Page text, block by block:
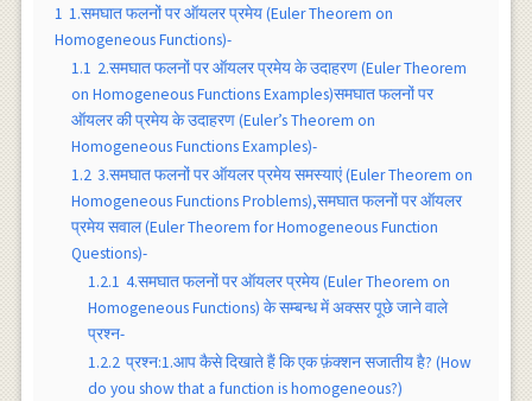
1 1.समघात फलनों पर ऑयलर प्रमेय (Euler Theorem on
Homogeneous Functions)-
1.1 2.समघात फलनों पर ऑयलर प्रमेय के उदाहरण (Euler Theorem
on Homogeneous Functions Examples)समघात फलनों पर
ऑयलर की प्रमेय के उदाहरण (Euler’s Theorem on
Homogeneous Functions Examples)-
1.2 3.समघात फलनों पर ऑयलर प्रमेय समस्याएं (Euler Theorem on
Homogeneous Functions Problems),समघात फलनों पर ऑयलर
प्रमेय सवाल (Euler Theorem for Homogeneous Function
Questions)-
1.2.1 4.समघात फलनों पर ऑयलर प्रमेय (Euler Theorem on
Homogeneous Functions) के सम्बन्ध में अक्सर पूछे जाने वाले
प्रश्न-
1.2.2 प्रश्न:1.आप कैसे दिखाते हैं कि एक फ़ंक्शन सजातीय है? (How
do you show that a function is homogeneous?)